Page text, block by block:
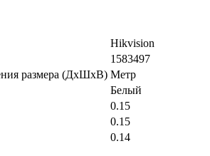
Hikvision
1583497
размера (ДхШхВ) Метр
Белый
0.15
0.15
0.14